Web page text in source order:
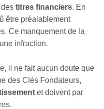
titres financiers. En
être préalablement
Ce manquement de la
infraction.
il ne fait aucun doute que
des Clés Fondateurs,
et doivent par